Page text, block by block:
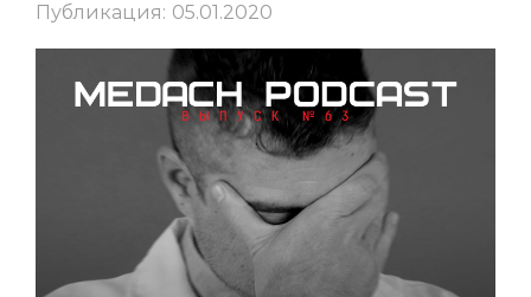
Публикация: 05.01.2020